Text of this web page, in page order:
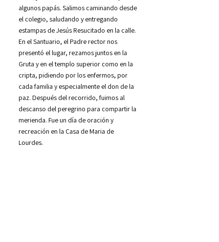
algunos papás. Salimos caminando desde
el colegio, saludando y entregando
estampas de Jesús Resucitado en la calle.
En el Santuario, el Padre rector nos
presentó el lugar, rezamos juntos en la
Gruta y en el templo superior como en la
cripta, pidiendo por los enfermos, por
cada familia y especialmente el don de la
paz. Después del recorrido, fuimos al
descanso del peregrino para compartir la
merienda. Fue un día de oración y
recreación en la Casa de Maria de
Lourdes.